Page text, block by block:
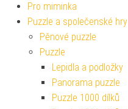
Pro miminka
Puzzle a společenské hry
Pěnové puzzle
Puzzle
Lepidla a podložky
Panorama puzzle
Puzzle 1000 dílků